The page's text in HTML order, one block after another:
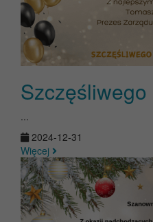
...
2024-12-31
Więcej